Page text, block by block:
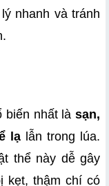
nhanh và tránh
biến nhất là sạn,
lạ lẫn trong lúa.
thể này dễ gây
kẹt, thậm chí có